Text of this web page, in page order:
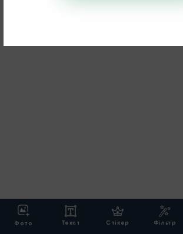
Фото Текст Cтікер Фільтр